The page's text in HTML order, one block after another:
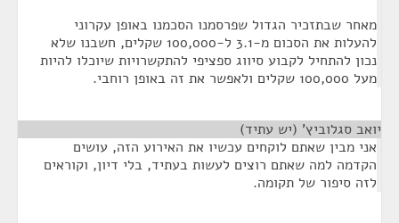
מאחר שבתזכיר הגדול שפרסמנו הסכמנו באופן עקרוני
להעלות את הסכום מ-3.1 ל-100,000 שקלים, חשבנו שלא
נכון להתחיל לקבוע סיווג ספציפי להתקשרויות שיוכלו להיות
מעל 100,000 שקלים ולאפשר את זה באופן רוחבי.
יואב סגלוביץ' (יש עתיד)
אני מבין שאתם לוקחים עכשיו את האירוע הזה, עושים
הקדמה למה שאתם רוצים לעשות בעתיד, בלי דיון, וקוראים
לזה סיפור של תקומה.